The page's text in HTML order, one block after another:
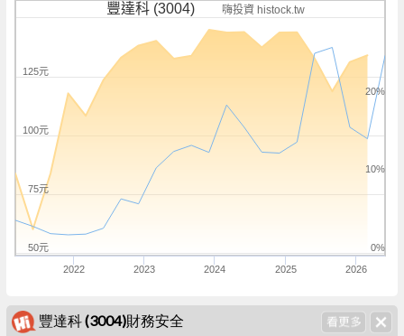
豐達科 (3004) 嗨投資 histock.tw
2022 2023 2024 2025 2026
0%
10%
20%
50元
75元
100元
125元
豐達科 (3004)財務安全